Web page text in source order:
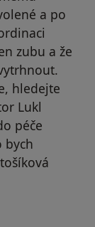
a po
zubu a že
hledejte
Lukl
péče
bych